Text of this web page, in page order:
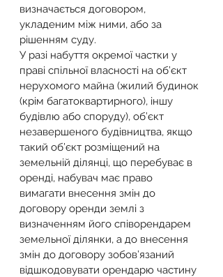
визначається договором,
укладеним між ними, або за
рішенням суду.
У разі набуття окремої частки у
праві спільної власності на об’єкт
нерухомого майна (жилий будинок
(крім багатоквартирного), іншу
будівлю або споруду), об’єкт
незавершеного будівництва, якщо
такий об’єкт розміщений на
земельній ділянці, що перебуває в
оренді, набувач має право
вимагати внесення змін до
договору оренди землі з
визначенням його співорендарем
земельної ділянки, а до внесення
змін до договору зобов’язаний
відшкодовувати орендарю частину